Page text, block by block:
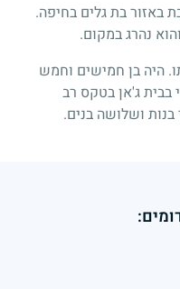
באזור בת גלים בחיפה.
נהרג במקום.
היה בן חמישים וחמש
בבית ג'אן בטקס רב
ושלושה בנים.